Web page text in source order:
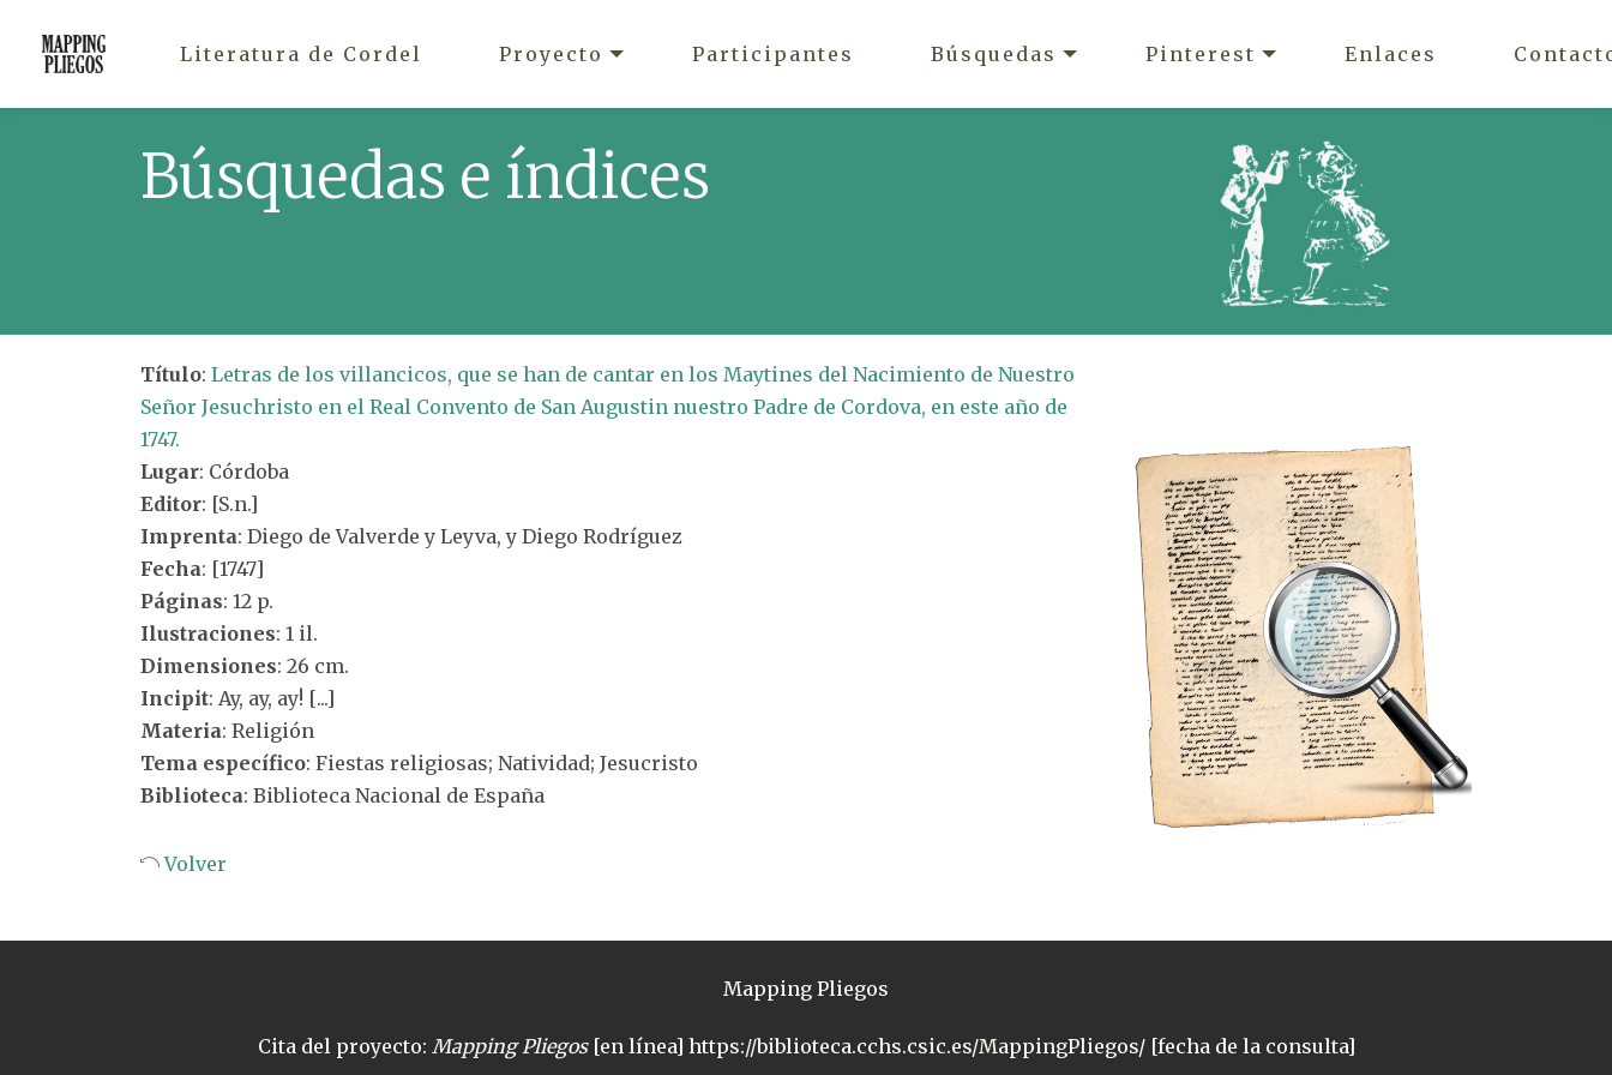
Literatura de Cordel Proyecto Participantes Búsquedas Pinterest Enlaces
Búsquedas e índices
Título: Letras de los villancicos, que se han de cantar en los Maytines del Nacimiento de Nuestro
Señor Jesuchristo en el Real Convento de San Augustin nuestro Padre de Cordova, en este año de
1747.
Lugar: Córdoba
Editor: [S.n.]
Imprenta: Diego de Valverde y Leyva, y Diego Rodríguez
Fecha: [1747]
Páginas: 12 p.
Ilustraciones: 1 il.
Dimensiones: 26 cm.
Incipit: Ay, ay, ay! [...]
Materia: Religión
Tema específico: Fiestas religiosas; Natividad; Jesucristo
Biblioteca: Biblioteca Nacional de España
Volver
Mapping Pliegos
Cita del proyecto: Mapping Pliegos[en línea] https://biblioteca.cchs.csic.es/MappingPliegos/ [fecha de la consulta]